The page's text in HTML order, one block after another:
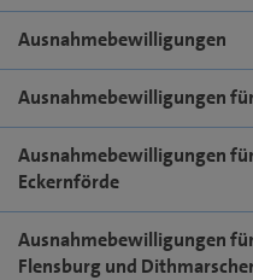
Ausnahmebewilligungen
Ausnahmebewilligungen
Ausnahmebewilligungen
Eckernförde
Ausnahmebewilligungen
Flensburg und